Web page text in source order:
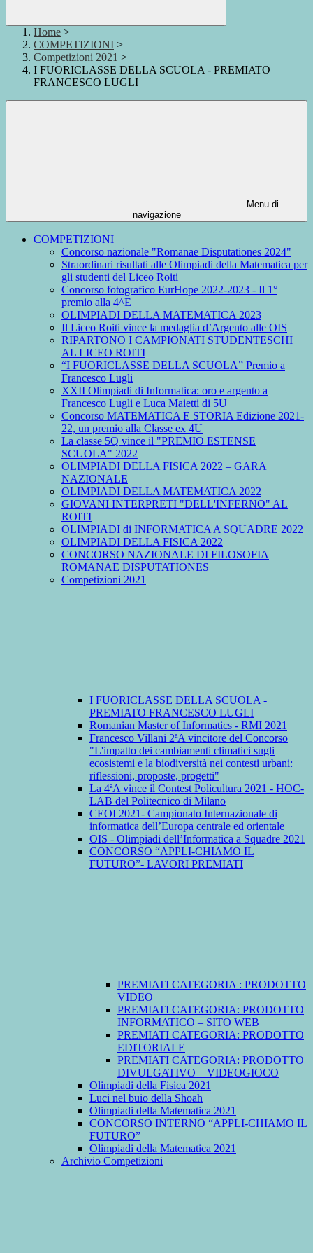
Home >
COMPETIZIONI >
Competizioni 2021 >
I FUORICLASSE DELLA SCUOLA - PREMIATO
FRANCESCO LUGLI
Menu di
navigazione
COMPETIZIONI
Concorso nazionale "Romanae Disputationes 2024"
Straordinari risultati alle Olimpiadi della Matematica per
gli studenti del Liceo Roiti
Concorso fotografico EurHope 2022-2023 - Il 1°
premio alla 4^E
OLIMPIADI DELLA MATEMATICA 2023
Il Liceo Roiti vince la medaglia d’Argento alle OIS
RIPARTONO I CAMPIONATI STUDENTESCHI
AL LICEO ROITI
“I FUORICLASSE DELLA SCUOLA” Premio a
Francesco Lugli
XXII Olimpiadi di Informatica: oro e argento a
Francesco Lugli e Luca Maietti di 5U
Concorso MATEMATICA E STORIA Edizione 2021-
22, un premio alla Classe ex 4U
La classe 5Q vince il "PREMIO ESTENSE
SCUOLA" 2022
OLIMPIADI DELLA FISICA 2022 – GARA
NAZIONALE
OLIMPIADI DELLA MATEMATICA 2022
GIOVANI INTERPRETI "DELL'INFERNO" AL
ROITI
OLIMPIADI di INFORMATICA A SQUADRE 2022
OLIMPIADI DELLA FISICA 2022
CONCORSO NAZIONALE DI FILOSOFIA
ROMANAE DISPUTATIONES
Competizioni 2021
I FUORICLASSE DELLA SCUOLA -
PREMIATO FRANCESCO LUGLI
Romanian Master of Informatics - RMI 2021
Francesco Villani 2ªA vincitore del Concorso
"L'impatto dei cambiamenti climatici sugli
ecosistemi e la biodiversità nei contesti urbani:
riflessioni, proposte, progetti"
La 4ªA vince il Contest Policultura 2021 - HOC-
LAB del Politecnico di Milano
CEOI 2021- Campionato Internazionale di
informatica dell’Europa centrale ed orientale
OIS - Olimpiadi dell’Informatica a Squadre 2021
CONCORSO “APPLI-CHIAMO IL
FUTURO”- LAVORI PREMIATI
PREMIATI CATEGORIA : PRODOTTO
VIDEO
PREMIATI CATEGORIA: PRODOTTO
INFORMATICO – SITO WEB
PREMIATI CATEGORIA: PRODOTTO
EDITORIALE
PREMIATI CATEGORIA: PRODOTTO
DIVULGATIVO – VIDEOGIOCO
Olimpiadi della Fisica 2021
Luci nel buio della Shoah
Olimpiadi della Matematica 2021
CONCORSO INTERNO “APPLI-CHIAMO IL
FUTURO”
Olimpiadi della Matematica 2021
Archivio Competizioni